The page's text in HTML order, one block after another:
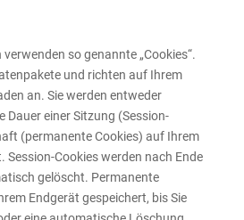
so genannte „Cookies“.
und richten auf Ihrem
an. Sie werden entweder
Dauer einer Sitzung (Session-
(permanente Cookies) auf Ihrem
Session-Cookies werden nach Ende
gelöscht. Permanente
Endgerät gespeichert, bis Sie